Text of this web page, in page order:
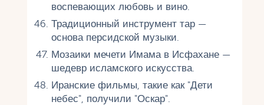
воспевающих любовь и вино.
Традиционный инструмент тар —
основа персидской музыки.
Мозаики мечети Имама в Исфахане —
шедевр исламского искусства.
Иранские фильмы, такие как "Дети
небес", получили "Оскар".